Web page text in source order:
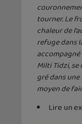
tourner. Le
chaleur de
refuge dans
Milti Tidzi,
gré dans
moyen de
Lire un